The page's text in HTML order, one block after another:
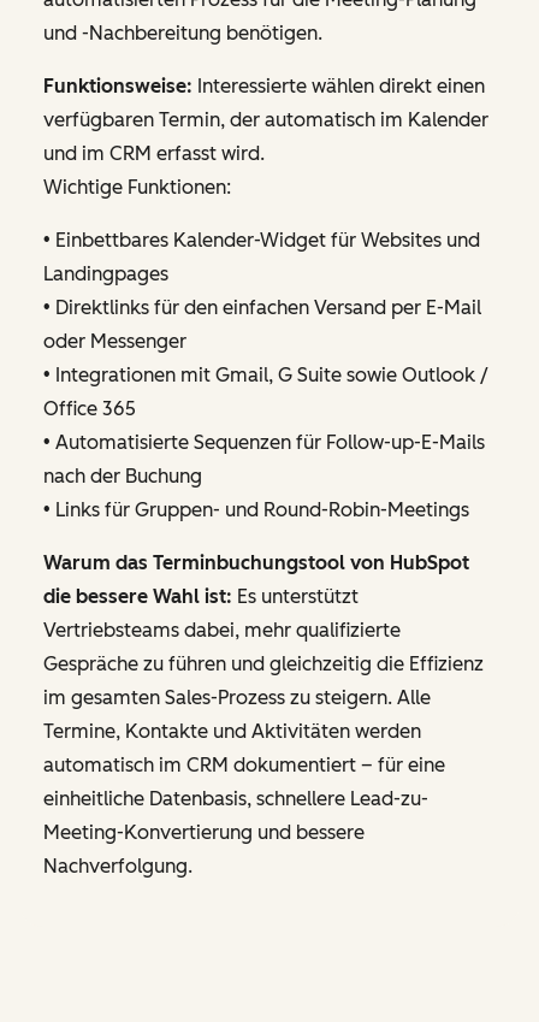
und -Nachbereitung benötigen.
Funktionsweise: Interessierte wählen direkt einen
verfügbaren Termin, der automatisch im Kalender
und im CRM erfasst wird.
Wichtige Funktionen:
• Einbettbares Kalender-Widget für Websites und
Landingpages
• Direktlinks für den einfachen Versand per E-Mail
oder Messenger
• Integrationen mit Gmail, G Suite sowie Outlook /
Office 365
• Automatisierte Sequenzen für Follow-up-E-Mails
nach der Buchung
• Links für Gruppen- und Round-Robin-Meetings
Warum das Terminbuchungstool von HubSpot
die bessere Wahl ist: Es unterstützt
Vertriebsteams dabei, mehr qualifizierte
Gespräche zu führen und gleichzeitig die Effizienz
im gesamten Sales-Prozess zu steigern. Alle
Termine, Kontakte und Aktivitäten werden
automatisch im CRM dokumentiert – für eine
einheitliche Datenbasis, schnellere Lead-zu-
Meeting-Konvertierung und bessere
Nachverfolgung.